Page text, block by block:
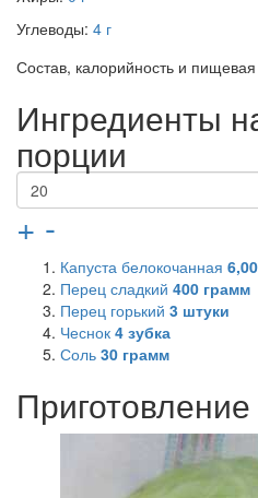
Углеводы: 4 г
Состав, калорийность и
Ингредиенты
порции
+ -
Капуста белокочанная
Перец сладкий 400 грамм
Перец горький 3 штуки
Чеснок 4 зубка
Соль 30 грамм
Приготовление